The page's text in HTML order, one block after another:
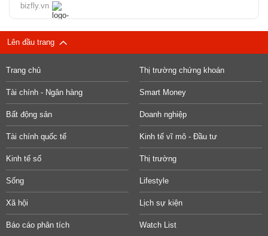
bizfly.vn
Lên đầu trang
Trang chủ Thị trường chứng khoán
Tài chính - Ngân hàng Smart Money
Bất động sản Doanh nghiệp
Tài chính quốc tế Kinh tế vĩ mô - Đầu tư
Kinh tế số Thị trường
Sống Lifestyle
Xã hội Lịch sự kiện
Báo cáo phân tích Watch List